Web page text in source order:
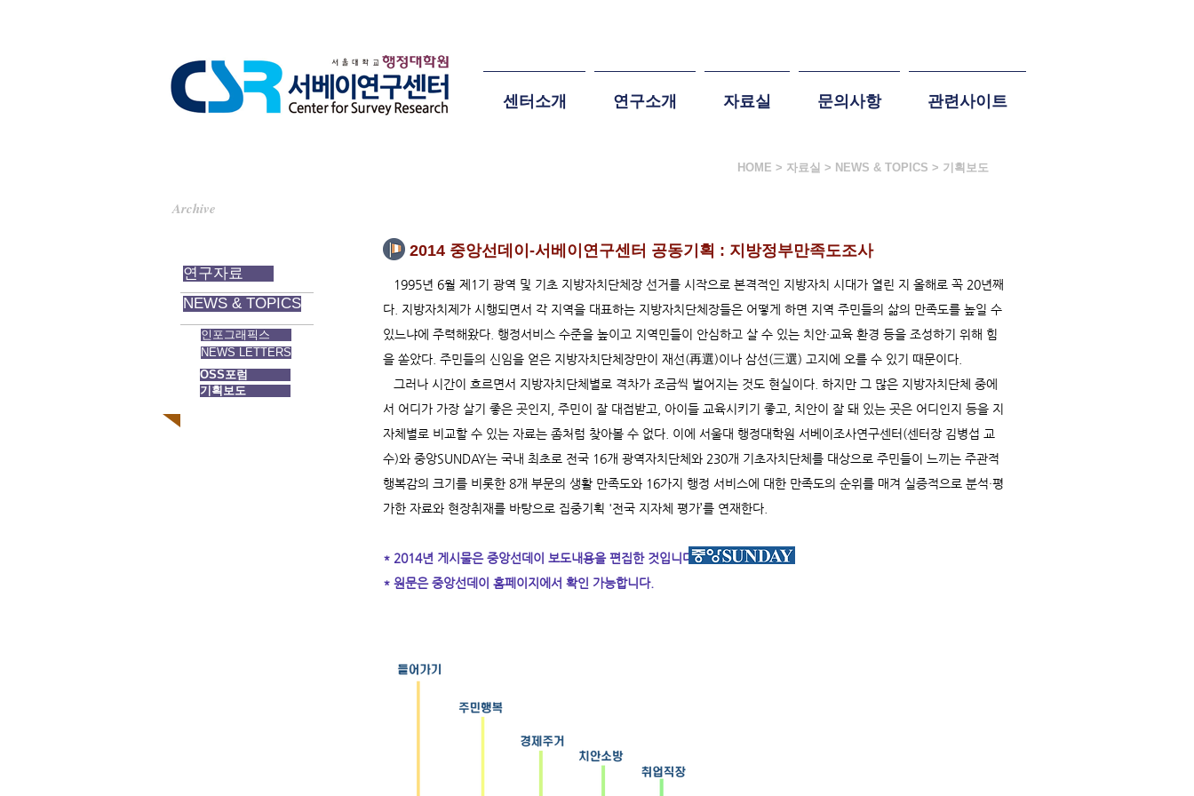
센터소개 연구소개 자료실 문의사항 관련사이트
연구자료
NEWS LETTERS
기획보도
Archive
HOME > 자료실 > NEWS & TOPICS > 기획보도
2014 중앙선데이-서베이연구센터 공동기획 : 지방정부만족도조사
1995년 6월 제1기 광역 및 기초 지방자치단체장 선거를 시작으로 본격적인 지방자치 시대가 열린 지 올해로 꼭 20년째
다. 지방자치제가 시행되면서 각 지역을 대표하는 지방자치단체장들은 어떻게 하면 지역 주민들의 삶의 만족도를 높일 수
있느냐에 주력해왔다. 행정서비스 수준을 높이고 지역민들이 안심하고 살 수 있는 치안·교육 환경 등을 조성하기 위해 힘
을 쏟았다. 주민들의 신임을 얻은 지방자치단체장만이 재선(再選)이나 삼선(三選) 고지에 오를 수 있기 때문이다.
그러나 시간이 흐르면서 지방자치단체별로 격차가 조금씩 벌어지는 것도 현실이다. 하지만 그 많은 지방자치단체 중에
서 어디가 가장 살기 좋은 곳인지, 주민이 잘 대접받고, 아이들 교육시키기 좋고, 치안이 잘 돼 있는 곳은 어디인지 등을 지
자체별로 비교할 수 있는 자료는 좀처럼 찾아볼 수 없다. 이에 서울대 행정대학원 서베이조사연구센터(센터장 김병섭 교
수)와 중앙SUNDAY는 국내 최초로 전국 16개 광역자치단체와 230개 기초자치단체를 대상으로 주민들이 느끼는 주관적
행복감의 크기를 비롯한 8개 부문의 생활 만족도와 16가지 행정 서비스에 대한 만족도의 순위를 매겨 실증적으로 분석·평
가한 자료와 현장취재를 바탕으로 집중기획 '전국 지자체 평가’를 연재한다.
* 2014년 게시물은 중앙선데이 보도내용을 편집한 것입니다.
* 원문은 중앙선데이 홈페이지에서 확인 가능합니다.
NEWS & TOPICS
인포그래픽스
OSS포럼